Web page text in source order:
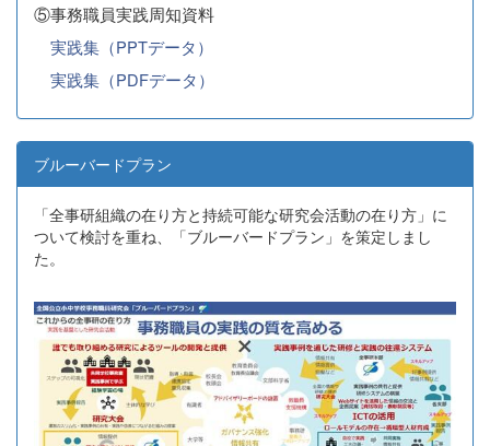
⑤事務職員実践周知資料
実践集（PPTデータ）
実践集（PDFデータ）
ブルーバードプラン
「全事研組織の在り方と持続可能な研究会活動の在り方」に
ついて検討を重ね、「ブルーバードプラン」を策定しまし
た。